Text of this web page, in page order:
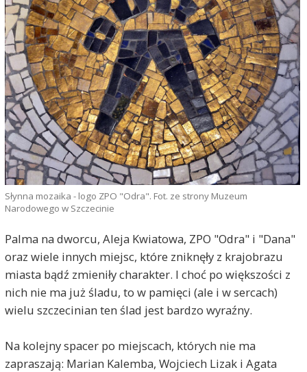
Słynna mozaika - logo ZPO "Odra". Fot. ze strony Muzeum
Narodowego w Szczecinie
Palma na dworcu, Aleja Kwiatowa, ZPO "Odra" i "Dana"
oraz wiele innych miejsc, które zniknęły z krajobrazu
miasta bądź zmieniły charakter. I choć po większości z
nich nie ma już śladu, to w pamięci (ale i w sercach)
wielu szczecinian ten ślad jest bardzo wyraźny.
Na kolejny spacer po miejscach, których nie ma
zapraszają: Marian Kalemba, Wojciech Lizak i Agata